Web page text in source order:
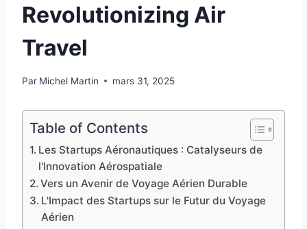
Revolutionizing Air
Travel
Par Michel Martin mars 31, 2025
Table of Contents
Les Startups Aéronautiques : Catalyseurs de
l'Innovation Aérospatiale
Vers un Avenir de Voyage Aérien Durable
L'Impact des Startups sur le Futur du Voyage
Aérien